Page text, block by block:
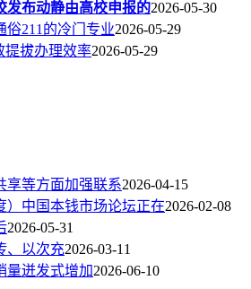
发布动静由高校申报的2026-05-30
俗211的冷门专业2026-05-29
提拔办理效率2026-05-29
享等方面加强联系2026-04-15
）中国本钱市场论坛正在2026-02-08
2026-05-31
、以次充2026-03-11
量迸发式增加2026-06-10